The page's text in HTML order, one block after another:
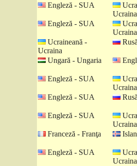
Engleză - SUA
Ucraina
Engleză - SUA
Ucraina
Ucraineană -
Ucraina
Ungară - Ungaria
Engleză - SUA
Ucraina
Engleză - SUA
Engleză - SUA
Ucraina
Franceză - Franţa
Engleză - SUA
Ucraina